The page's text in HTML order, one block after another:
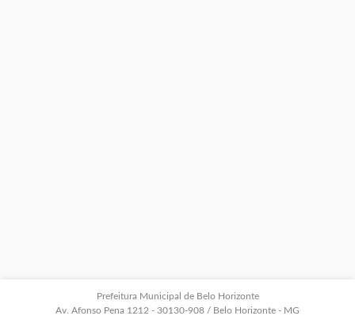
Prefeitura Municipal de Belo Horizonte
Av. Afonso Pena 1212 - 30130-908 / Belo Horizonte - MG